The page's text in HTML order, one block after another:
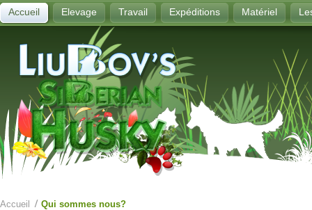
Accueil Elevage Travail Expéditions Matériel
Accueil Qui sommes nous?